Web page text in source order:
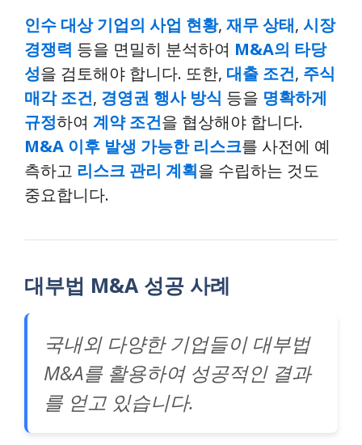
인수 대상 기업의 사업 현황, 재무 상태, 시장
경쟁력 등을 면밀히 분석하여 M&A의 타당
성을 검토해야 합니다. 또한, 대출 조건, 주식
매각 조건, 경영권 행사 방식 등을 명확하게
규정하여 계약 조건을 협상해야 합니다.
M&A 이후 발생 가능한 리스크를 사전에 예
측하고 리스크 관리 계획을 수립하는 것도
중요합니다.
대부법 M&A 성공 사례
국내외 다양한 기업들이 대부법
M&A를 활용하여 성공적인 결과
를 얻고 있습니다.